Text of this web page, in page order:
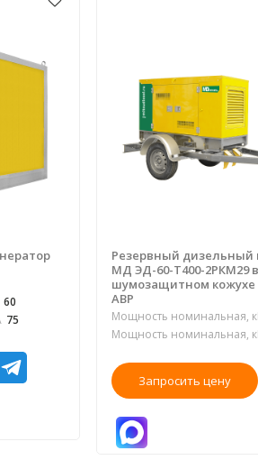
60
75
Резервный дизельный
МД ЭД-60-Т400-2РКМ29 в
шумозащитном кожухе
АВР
Мощность номинальная,
Мощность номинальная,
Запросить цену